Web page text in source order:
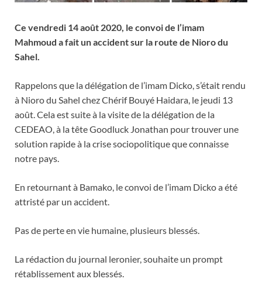
Ce vendredi 14 août 2020, le convoi de l’imam
Mahmoud a fait un accident sur la route de Nioro du
Sahel.
Rappelons que la délégation de l’imam Dicko, s’était rendu
à Nioro du Sahel chez Chérif Bouyé Haidara, le jeudi 13
août. Cela est suite à la visite de la délégation de la
CEDEAO, à la tête Goodluck Jonathan pour trouver une
solution rapide à la crise sociopolitique que connaisse
notre pays.
En retournant à Bamako, le convoi de l’imam Dicko a été
attristé par un accident.
Pas de perte en vie humaine, plusieurs blessés.
La rédaction du journal leronier, souhaite un prompt
rétablissement aux blessés.